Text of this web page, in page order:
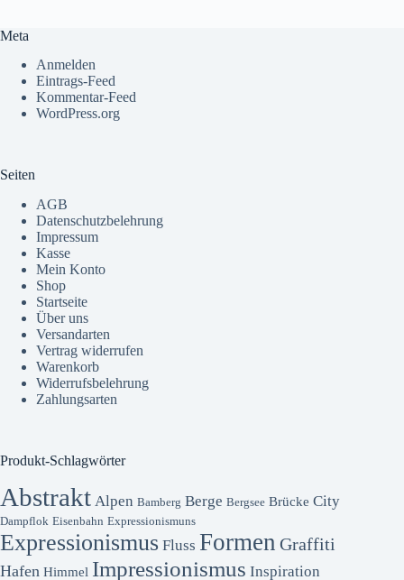
Meta
Anmelden
Eintrags-Feed
Kommentar-Feed
WordPress.org
Seiten
AGB
Datenschutzbelehrung
Impressum
Kasse
Mein Konto
Shop
Startseite
Über uns
Versandarten
Vertrag widerrufen
Warenkorb
Widerrufsbelehrung
Zahlungsarten
Produkt-Schlagwörter
Abstrakt Alpen Bamberg Berge Bergsee Brücke City
Dampflok Eisenbahn Expressionismuns
Expressionismus Fluss Formen Graffiti
Hafen Himmel Impressionismus Inspiration